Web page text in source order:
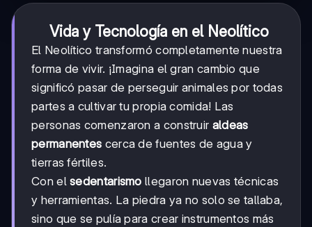
Vida y Tecnología en el Neolítico
El Neolítico transformó completamente nuestra
forma de vivir. ¡Imagina el gran cambio que
significó pasar de perseguir animales por todas
partes a cultivar tu propia comida! Las
personas comenzaron a construir aldeas
permanentes cerca de fuentes de agua y
tierras fértiles.
Con elsedentarismo llegaron nuevas técnicas
y herramientas. La piedra ya no solo se tallaba,
sino que se pulía para crear instrumentos más